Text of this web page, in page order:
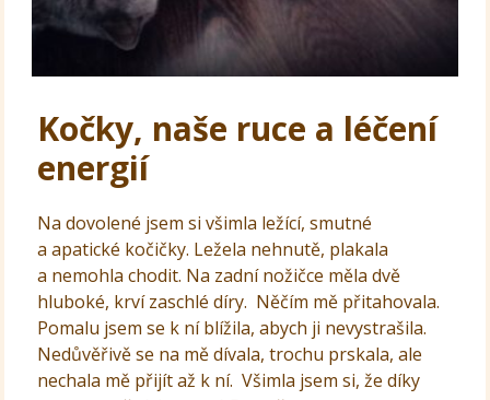
Kočky, naše ruce a léčení
energií
Na dovolené jsem si všimla ležící, smutné
a apatické kočičky. Ležela nehnutě, plakala
a nemohla chodit. Na zadní nožičce měla dvě
hluboké, krví zaschlé díry. Něčím mě přitahovala.
Pomalu jsem se k ní blížila, abych ji nevystrašila.
Nedůvěřivě se na mě dívala, trochu prskala, ale
nechala mě přijít až k ní. Všimla jsem si, že díky